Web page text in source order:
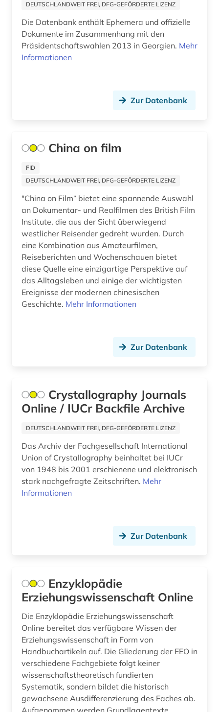
alternative (5)
alternative medizin (2)
altertumswissenschaft (35)
altes testament (12)
altes testament griechisch (1)
altes testament lateinisch (1)
altes ägypten (5)
altfinnisch (1)
altgutnisch (1)
althochdeutsch (4)
altisländisch (1)
altitalienisch (1)
altkanaanäisch (1)
altkarte (1)
altnorwegisch (1)
altokzitanisch (3)
altorientalistik (2)
altpersisch (1)
altschwedisch (3)
DEUTSCHLANDWEIT FREI, DFG-GEFÖRDERTE LIZENZ
Die Datenbank enthält Ephemera und offizielle
Dokumente im Zusammenhang mit den
Präsidentschaftswahlen 2013 in Georgien. Mehr
Informationen
Zur Datenbank
China on film
FID
DEUTSCHLANDWEIT FREI, DFG-GEFÖRDERTE LIZENZ
"China on Film“ bietet eine spannende Auswahl
an Dokumentar- und Realfilmen des British Film
Institute, die aus der Sicht überwiegend
westlicher Reisender gedreht wurden. Durch
eine Kombination aus Amateurfilmen,
Reiseberichten und Wochenschauen bietet
diese Quelle eine einzigartige Perspektive auf
das Alltagsleben und einige der wichtigsten
Ereignisse der modernen chinesischen
Geschichte. Mehr Informationen
Zur Datenbank
Crystallography Journals
Online / IUCr Backfile Archive
DEUTSCHLANDWEIT FREI, DFG-GEFÖRDERTE LIZENZ
Das Archiv der Fachgesellschaft International
Union of Crystallography beinhaltet bei IUCr
von 1948 bis 2001 erschienene und elektronisch
stark nachgefragte Zeitschriften. Mehr
Informationen
Zur Datenbank
Enzyklopädie
Erziehungswissenschaft Online
Die Enzyklopädie Erziehungswissenschaft
Online bereitet das verfügbare Wissen der
Erziehungswissenschaft in Form von
Handbuchartikeln auf. Die Gliederung der EEO in
verschiedene Fachgebiete folgt keiner
wissenschaftstheoretisch fundierten
Systematik, sondern bildet die historisch
gewachsene Ausdifferenzierung des Faches ab.